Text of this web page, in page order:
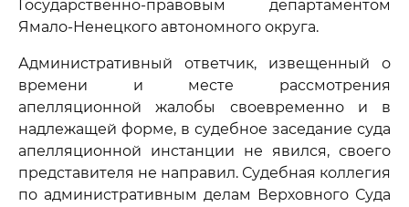
Государственно-правовым департаментом
Ямало-Ненецкого автономного округа.
Административный ответчик, извещенный о
времени и месте рассмотрения
апелляционной жалобы своевременно и в
надлежащей форме, в судебное заседание суда
апелляционной инстанции не явился, своего
представителя не направил. Судебная коллегия
по административным делам Верховного Суда